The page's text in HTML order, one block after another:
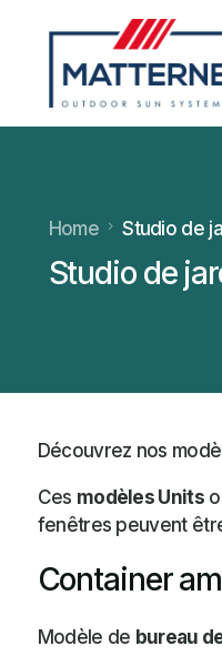
Home Studio de
Studio de
Découvrez nos
Ces modèles Units
fenêtres peuvent
Container
Modèle de bureau